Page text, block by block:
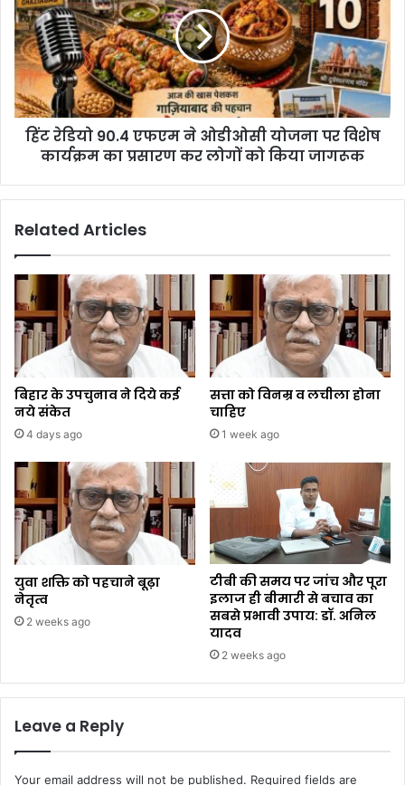
हिंट रेडियो 90.4 एफएम ने ओडीओसी योजना पर विशेष
कार्यक्रम का प्रसारण कर लोगों को किया जागरूक
Related Articles
बिहार के उपचुनाव ने दिये कई
नये संकेत
4 days ago
सत्ता को विनम्र व लचीला होना
चाहिए
1 week ago
युवा शक्ति को पहचाने बूढ़ा
नेतृत्व
2 weeks ago
टीबी की समय पर जांच और पूरा
इलाज ही बीमारी से बचाव का
सबसे प्रभावी उपाय: डॉ. अनिल
यादव
2 weeks ago
Leave a Reply
Your email address will not be published. Required fields are